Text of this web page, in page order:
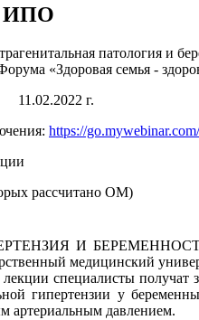
ИПО
патология и
«Здоровая семья -
11.02.2022 г.
https://
рассчитано ОМ)
И
медицинский
специалисты получат
гипертензии у
артериальным давлением.